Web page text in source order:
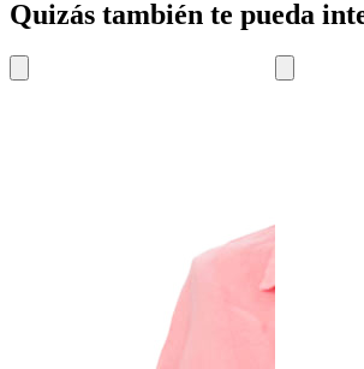
Quizás también te pueda